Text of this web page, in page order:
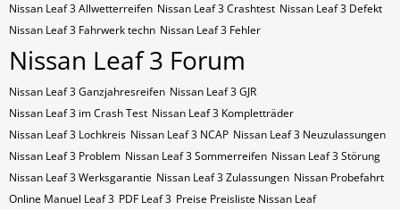
Nissan Leaf 3 Allwetterreifen Nissan Leaf 3 Crashtest Nissan Leaf 3 Defekt
Nissan Leaf 3 Fahrwerk techn Nissan Leaf 3 Fehler
Nissan Leaf 3 Forum
Nissan Leaf 3 Ganzjahresreifen Nissan Leaf 3 GJR
Nissan Leaf 3 im Crash Test Nissan Leaf 3 Kompletträder
Nissan Leaf 3 Lochkreis Nissan Leaf 3 NCAP Nissan Leaf 3 Neuzulassungen
Nissan Leaf 3 Problem Nissan Leaf 3 Sommerreifen Nissan Leaf 3 Störung
Nissan Leaf 3 Werksgarantie Nissan Leaf 3 Zulassungen Nissan Probefahrt
Online Manuel Leaf 3 PDF Leaf 3 Preise Preisliste Nissan Leaf